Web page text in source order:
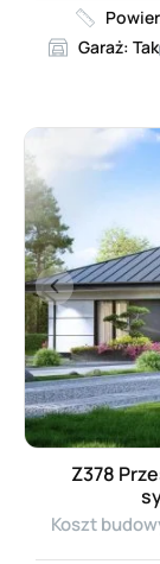
Garaż: Tak
Z378
Koszt